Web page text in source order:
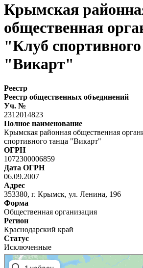
Крымская
общественная
"Клуб
"Викарт"
Реестр
Реестр общественных объединений
Уч. №
2312014823
Полное наименование
Крымская районная общественная
спортивного танца "Викарт"
ОГРН
1072300006859
Дата ОГРН
06.09.2007
Адрес
353380, г. Крымск, ул. Ленина, 196
Форма
Общественная организация
Регион
Краснодарский край
Статус
Исключенные